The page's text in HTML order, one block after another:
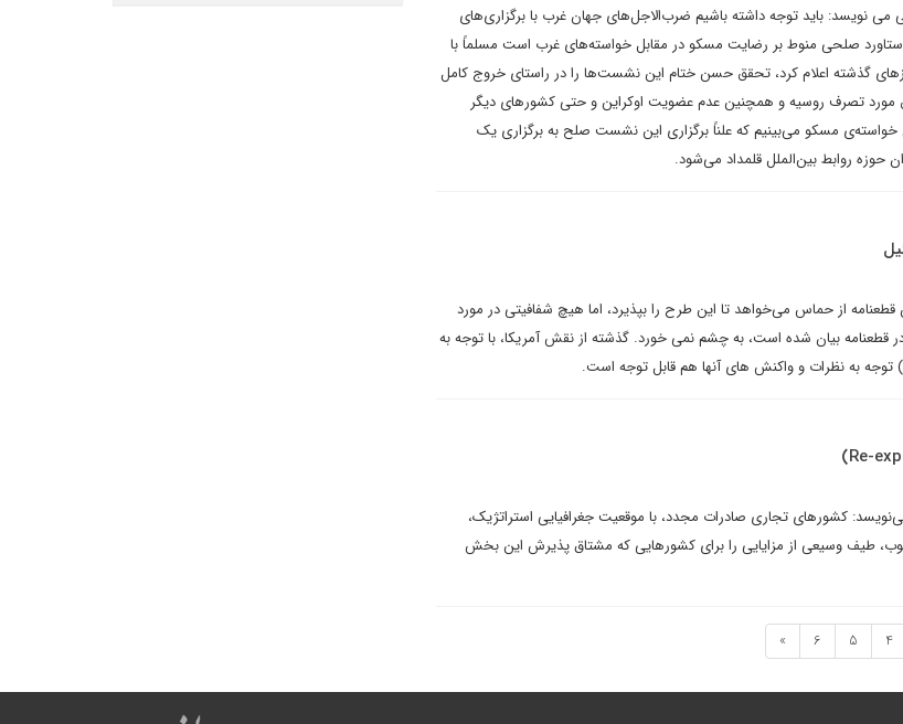
می نویسد: باید توجه داشته باشیم ضرب‌الاجل‌های جهان غرب با برگزاری‌های
صلحی منوط بر رضایت مسکو در مقابل خواسته‌های غرب است مسلماً با
گذشته اعلام کرد، تحقق حسن ختام این نشست‌ها را در راستای خروج کامل
مورد تصرف روسیه و همچنین عدم عضویت اوکراین و حتی کشورهای دیگر
خواسته‌ی مسکو می‌بینیم که علناً برگزاری این نشست صلح به برگزاری یک
حوزه روابط بین‌الملل قلمداد می‌شود.
از حماس می‌خواهد تا این طرح را بپذیرد، اما هیچ شفافیتی در مورد
قطعنامه بیان شده است، به چشم نمی خورد. گذشته از نقش آمریکا، با توجه به
به نظرات و واکنش های آنها هم قابل توجه است.
کشورهای تجاری صادرات مجدد، با موقعیت جغرافیایی استراتژیک،
طیف وسیعی از مزایایی را برای کشورهایی که مشتاق پذیرش این بخش
4
5
6
»